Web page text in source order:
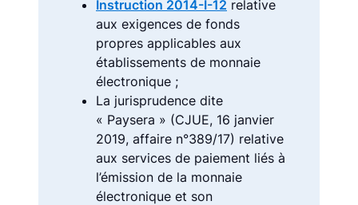
Instruction 2014-I-12 relative
aux exigences de fonds
propres applicables aux
établissements de monnaie
électronique ;
La jurisprudence dite
« Paysera » (CJUE, 16 janvier
2019, affaire n°389/17) relative
aux services de paiement liés à
l’émission de la monnaie
électronique et son